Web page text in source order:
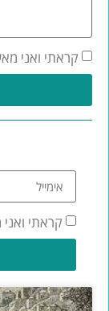
קראתי ואני
קראתי